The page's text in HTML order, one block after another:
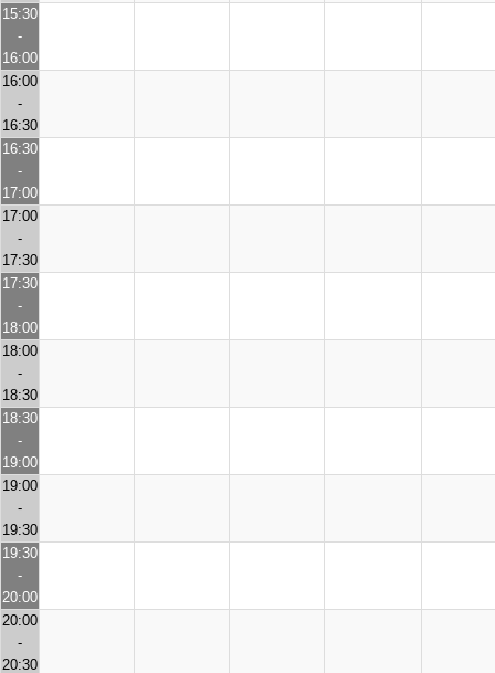
15:30
-
16:00
16:00
-
16:30
16:30
-
17:00
17:00
-
17:30
17:30
-
18:00
18:00
-
18:30
18:30
-
19:00
19:00
-
19:30
19:30
-
20:00
20:00
-
20:30